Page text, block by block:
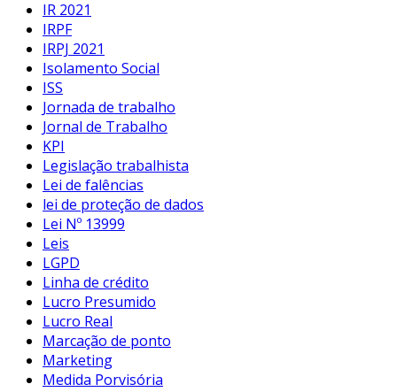
IR 2021
IRPF
IRPJ 2021
Isolamento Social
ISS
Jornada de trabalho
Jornal de Trabalho
KPI
Legislação trabalhista
Lei de falências
lei de proteção de dados
Lei Nº 13999
Leis
LGPD
Linha de crédito
Lucro Presumido
Lucro Real
Marcação de ponto
Marketing
Medida Porvisória